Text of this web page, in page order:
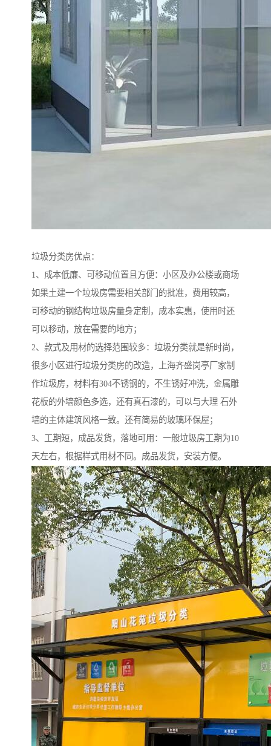
垃圾分类房优点：
1、成本低廉、可移动位置且方便：小区及办公楼或商场
如果土建一个垃圾房需要相关部门的批准，费用较高，
可移动的钢结构垃圾房量身定制，成本实惠，使用时还
可以移动，放在需要的地方；
2、款式及用材的选择范围较多：垃圾分类就是新时尚，
很多小区进行垃圾分类房的改造，上海齐盛岗亭厂家制
作垃圾房，材料有304不锈钢的，不生锈好冲洗，金属雕
花板的外墙颜色多选，还有真石漆的，可以与大理 石外
墙的主体建筑风格一致。还有简易的玻璃环保屋；
3、工期短，成品发货，落地可用：一般垃圾房工期为10
天左右，根据样式用材不同。成品发货，安装方便。